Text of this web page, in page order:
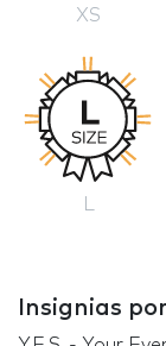
XS
L
Insignias